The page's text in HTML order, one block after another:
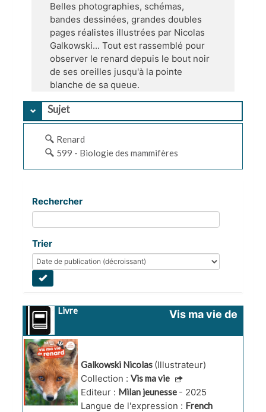
Belles photographies, schémas,
bandes dessinées, grandes doubles
pages réalistes illustrées par Nicolas
Galkowski... Tout est rassemblé pour
observer le renard depuis le bout noir
de ses oreilles jusqu'à la pointe
blanche de sa queue.
Sujet
Renard
599 - Biologie des mammifères
Rechercher
Trier
Livre
Vis ma vie de
Galkowski Nicolas (Illustrateur)
Collection : Vis ma vie
Editeur : Milan jeunesse - 2025
Langue de l'expression : French